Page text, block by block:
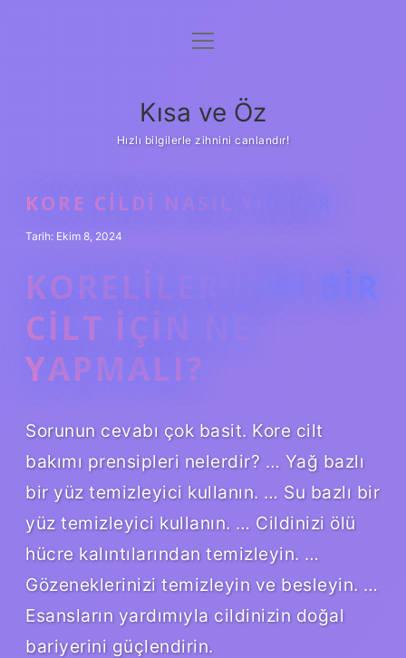
Anasayfa
Yasal Uyarı
menüyü
Kısa ve Öz
Hızlı bilgilerle zihnini canlandır!
KORE CILDI NASIL YAPILIR
Tarih: Ekim 8, 2024
KORELILER GIBI BIR
CILT IÇIN NE
YAPMALI?
Sorunun cevabı çok basit. Kore cilt
bakımı prensipleri nelerdir? … Yağ bazlı
bir yüz temizleyici kullanın. … Su bazlı bir
yüz temizleyici kullanın. … Cildinizi ölü
hücre kalıntılarından temizleyin. …
Gözeneklerinizi temizleyin ve besleyin. …
Esansların yardımıyla cildinizin doğal
bariyerini güçlendirin.